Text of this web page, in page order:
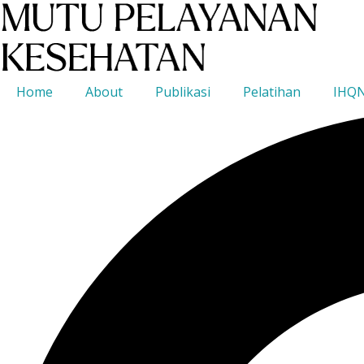
Home About Publikasi Pelatihan